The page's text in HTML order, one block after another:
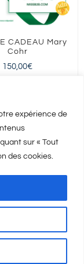
expérience de
sur « Tout
des cookies.
CADEAU Mary
Cohr
150,00€
au panier
Détails
2026 | Visicod -